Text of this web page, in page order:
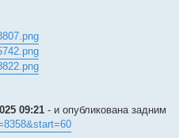
09:21 - и опубликована задним